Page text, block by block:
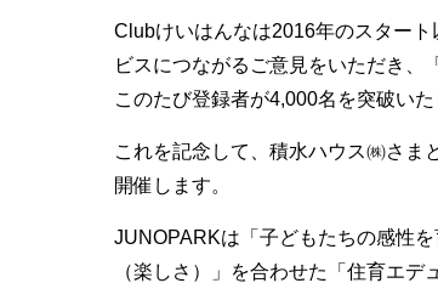
Clubけいはんなは2016年のスタート
ビスにつながるご意見をいただき、
このたび登録者が4,000名を突破いた
これを記念して、積水ハウス㈱さま
開催します。
JUNOPARKは「子どもたちの感性
（楽しさ）」を合わせた「住育エデ